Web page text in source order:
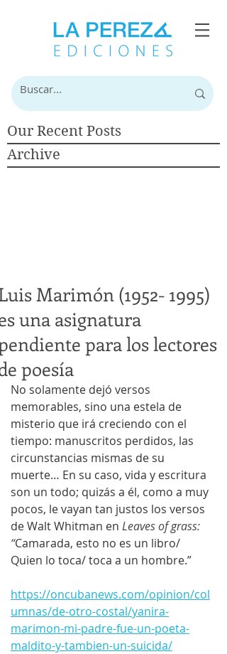
Our Recent Posts
Archive
Marimón (1952- 1995)
una asignatura
para los lectores
poesía
No solamente dejó versos
memorables, sino una estela de
misterio que irá creciendo con el
tiempo: manuscritos perdidos, las
circunstancias mismas de su
muerte… En su caso, vida y escritura
son un todo; quizás a él, como a muy
pocos, le vayan tan justos los versos
de Walt Whitman en Leaves of grass:
“Camarada, esto no es un libro/
Quien lo toca/ toca a un hombre.”
https://oncubanews.com/opinion/col
umnas/de-otro-costal/yanira-
marimon-mi-padre-fue-un-poeta-
maldito-y-tambien-un-suicida/